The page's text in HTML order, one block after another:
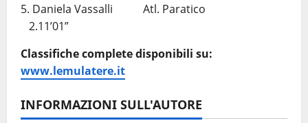
5. Daniela Vassalli Atl. Paratico
2.11’01”
Classifiche complete disponibili su:
www.lemulatere.it
INFORMAZIONI SULL'AUTORE